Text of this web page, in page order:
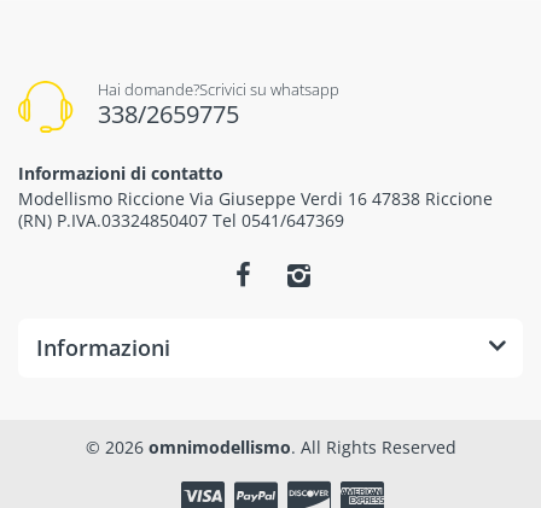
Hai domande?Scrivici su whatsapp
338/2659775
Informazioni di contatto
Modellismo Riccione Via Giuseppe Verdi 16 47838 Riccione
(RN) P.IVA.03324850407 Tel 0541/647369
Informazioni
© 2026 omnimodellismo. All Rights Reserved